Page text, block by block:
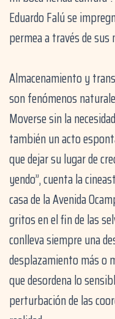
Eduardo Falú se
permea a través de sus
Almacenamiento y
son fenómenos
Moverse sin la
también un acto
que dejar su lugar de
yendo”, cuenta la
casa de la Avenida
gritos en el fin de las
conlleva siempre una
desplazamiento más o
que desordena lo
perturbación de las